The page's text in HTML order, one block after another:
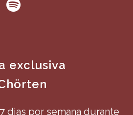
exclusiva
dias por semana durante